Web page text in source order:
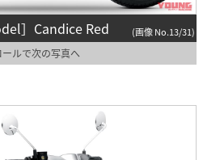
］Candice Red (画像 No.13/31)
ルで次の写真へ